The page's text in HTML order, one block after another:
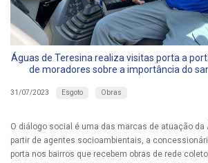
Águas de Teresina realiza visitas porta a
de moradores sobre a importância do
31/07/2023 Esgoto Obras
O diálogo social é uma das marcas de atuação da
partir de agentes socioambientais, a
porta nos bairros que recebem obras de rede